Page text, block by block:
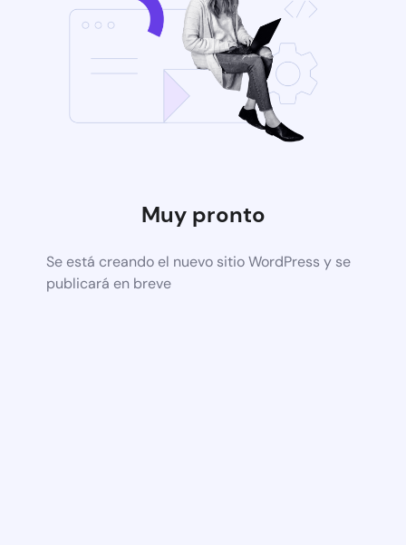
Muy pronto
Se está creando el nuevo sitio WordPress y se
publicará en breve